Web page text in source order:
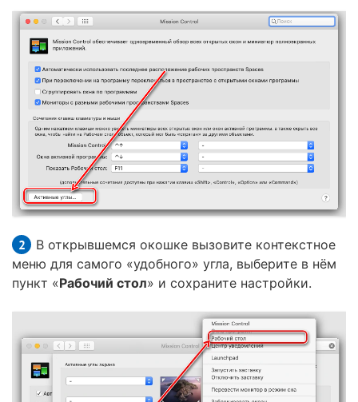
В открывшемся окошке вызовите контекстное
меню для самого «удобного» угла, выберите в нём
пункт «Рабочий стол» и сохраните настройки.